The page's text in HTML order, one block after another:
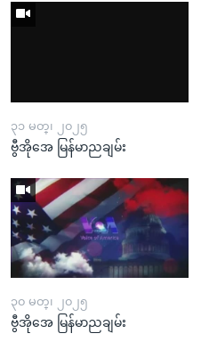
၃၁ မတ္၊ ၂၀၂၅
ဗွီအိုအေ မြန်မာညချမ်း
၃၀ မတ္၊ ၂၀၂၅
ဗွီအိုအေ မြန်မာညချမ်း